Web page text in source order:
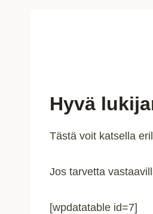
Hyvä
Tästä voit katsella
Jos tarvetta
[wpdatatable id=7]